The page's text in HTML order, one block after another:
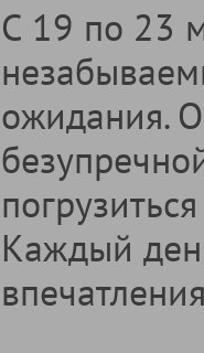
С 19 по 23
ожидания.
Каждый